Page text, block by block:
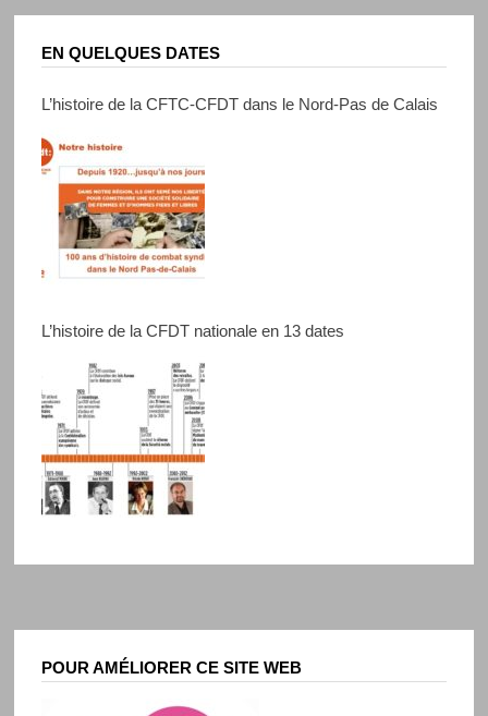
EN QUELQUES DATES
L’histoire de la CFTC-CFDT dans le Nord-Pas de Calais
L’histoire de la CFDT nationale en 13 dates
POUR AMÉLIORER CE SITE WEB